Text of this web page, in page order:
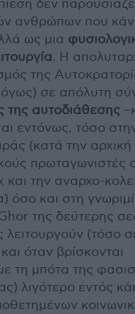
δεν
ανθρώπων που
ως μια
. Η
της
σε απόλυτη
της αυτοδιάθεσης
εντόνως, τόσο
(κατά την αρχική
πρωταγωνιστές
την αναρχο-
όσο και στη
της δεύτερης
λειτουργούν (τόσο
όταν βρίσκονται
τη μπότα της
λιγότερο εντός